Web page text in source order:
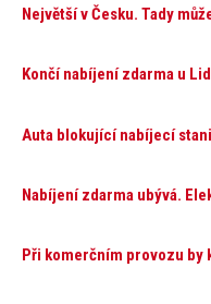
Největší v Česku. Tady
Končí nabíjení zdarma u
Auta blokující nabíjecí
Nabíjení zdarma ubývá.
Při komerčním provozu by